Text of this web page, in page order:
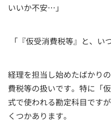
いいか不安…」
「『仮受消費税等』と、い
経理を担当し始めたばかり
費税等の扱いです。特に「
式で使われる勘定科目です
くつかあります。